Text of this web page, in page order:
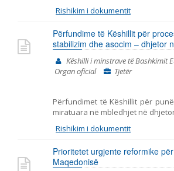
Rishikim i dokumentit
Përfundime të Këshillit për
stabilizim dhe asocim – dhjetor
Këshilli i minstrave të Bashkimit
Organ oficial
Tjetër
Përfundimet të Këshillit për
miratuara në mbledhjet në
Rishikim i dokumentit
Prioritetet urgjente reformike
Maqedonisë